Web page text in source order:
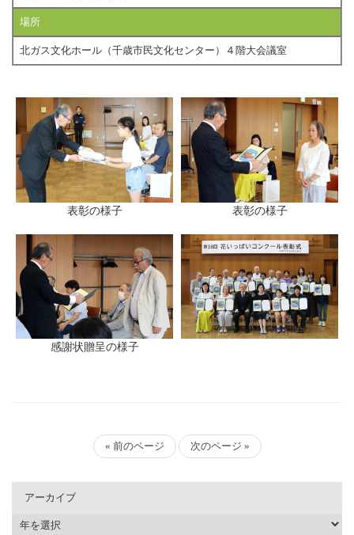
場所
北ガス文化ホール（千歳市民文化センター）４階大会議室
表彰の様子 表彰の様子
感謝状贈呈の様子
« 前のページ 次のページ »
アーカイブ